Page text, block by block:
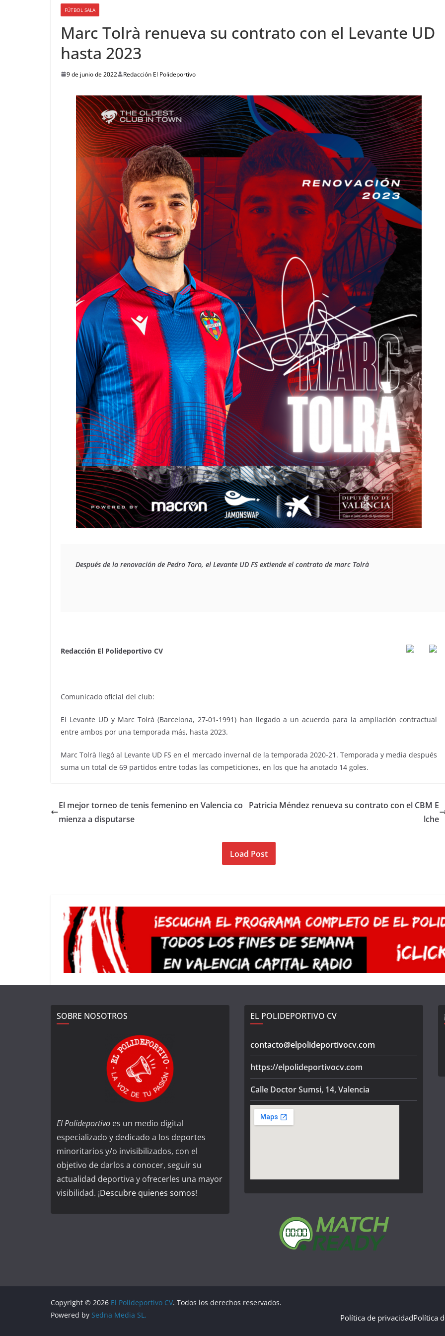
FÚTBOL SALA
Marc Tolrà renueva su contrato con el Levante UD
hasta 2023
9 de junio de 2022 Redacción El Polideportivo
Después de la renovación de Pedro Toro, el Levante UD FS extiende el contrato de marc Tolrà
Redacción El Polideportivo CV
Comunicado oficial del club:
El Levante UD y Marc Tolrà (Barcelona, 27-01-1991) han llegado a un acuerdo para la ampliación contractual
entre ambos por una temporada más, hasta 2023.
Marc Tolrà llegó al Levante UD FS en el mercado invernal de la temporada 2020-21. Temporada y media después
suma un total de 69 partidos entre todas las competiciones, en los que ha anotado 14 goles.
El mejor torneo de tenis femenino en Valencia co
mienza a disputarse
Patricia Méndez renueva su contrato con el CBM E
lche
Load Post
SOBRE NOSOTROS
El Polideportivo es un medio digital
especializado y dedicado a los deportes
minoritarios y/o invisibilizados, con el
objetivo de darlos a conocer, seguir su
actualidad deportiva y ofrecerles una mayor
visibilidad. ¡Descubre quienes somos!
EL POLIDEPORTIVO CV
contacto@elpolideportivocv.com
https://elpolideportivocv.com
Calle Doctor Sumsi, 14, Valencia
Política de privacidadPolítica
Copyright © 2026 El Polideportivo CV. Todos los derechos reservados.
Powered by Sedna Media SL.